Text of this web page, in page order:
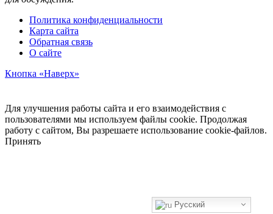
Политика конфиденциальности
Карта сайта
Обратная связь
О сайте
Кнопка «Наверх»
Русский
Для улучшения работы сайта и его взаимодействия с
пользователями мы используем файлы cookie. Продолжая
работу с сайтом, Вы разрешаете использование cookie-файлов.
Принять